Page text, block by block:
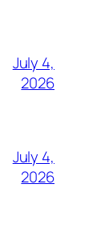
July 4,
2026
July 4,
2026